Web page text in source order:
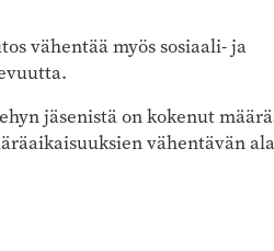
vähentää myös sosiaali- ja
jäsenistä on kokenut
vähentävän